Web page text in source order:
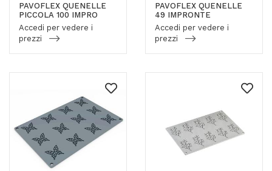
PAVOFLEX QUENELLE
PICCOLA 100 IMPRO
Accedi per vedere i
prezzi
PAVOFLEX QUENELLE
49 IMPRONTE
Accedi per vedere i
prezzi